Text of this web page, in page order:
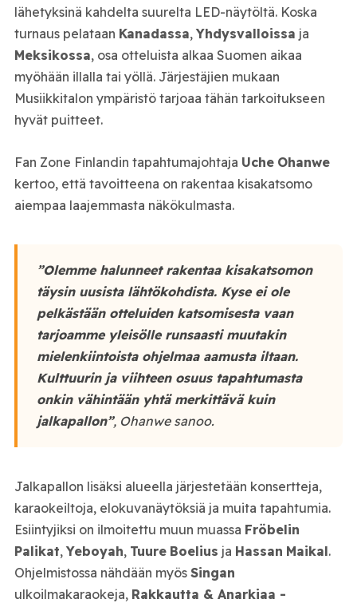
lähetyksinä kahdelta suurelta LED-näytöltä. Koska
turnaus pelataan Kanadassa, Yhdysvalloissa ja
Meksikossa, osa otteluista alkaa Suomen aikaa
myöhään illalla tai yöllä. Järjestäjien mukaan
Musiikkitalon ympäristö tarjoaa tähän tarkoitukseen
hyvät puitteet.
Fan Zone Finlandin tapahtumajohtaja Uche Ohanwe
kertoo, että tavoitteena on rakentaa kisakatsomo
aiempaa laajemmasta näkökulmasta.
”Olemme halunneet rakentaa kisakatsomon
täysin uusista lähtökohdista. Kyse ei ole
pelkästään otteluiden katsomisesta vaan
tarjoamme yleisölle runsaasti muutakin
mielenkiintoista ohjelmaa aamusta iltaan.
Kulttuurin ja viihteen osuus tapahtumasta
onkin vähintään yhtä merkittävä kuin
jalkapallon”, Ohanwe sanoo.
Jalkapallon lisäksi alueella järjestetään konsertteja,
karaokeiltoja, elokuvanäytöksiä ja muita tapahtumia.
Esiintyjiksi on ilmoitettu muun muassa Fröbelin
Palikat, Yeboyah, Tuure Boelius ja Hassan Maikal.
Ohjelmistossa nähdään myös Singan
ulkoilmakaraokeja, Rakkautta & Anarkiaa -